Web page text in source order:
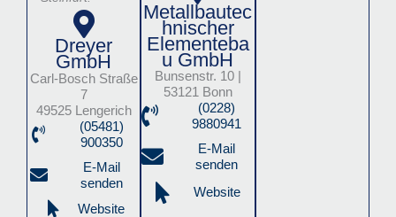
Dreyer
GmbH
Carl-Bosch Straße
7
49525 Lengerich
(05481)
900350
E-Mail
senden
Website
Metallbautec
hnischer
Elementeba
u GmbH
Bunsenstr. 10 |
53121 Bonn
(0228)
9880941
E-Mail
senden
Website